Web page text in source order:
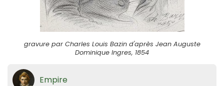
gravure par Charles Louis Bazin d'après Jean Auguste
Dominique Ingres, 1854
Empire